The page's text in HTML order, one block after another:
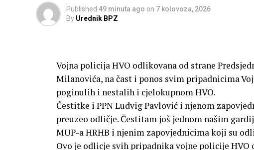
Published 49 minuta ago on 7 kolovoza, 2026
By Urednik BPZ
Vojna policija HVO odlikovana od strane
Milanovića, na čast i ponos svim pripadnicima
poginulih i nestalih i cjelokupnom HVO.
Čestitke i PPN Ludvig Pavlović i njenom
preuzeo odličje. Čestitam još jednom našim
MUP-a HRHB i njenim zapovjednicima koji su
Ovo je odlicje svih pripadnika vojne policije HVO